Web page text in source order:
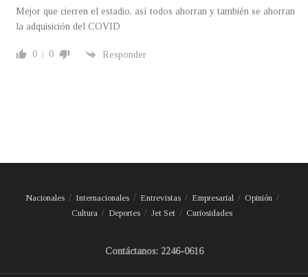
Mejor que cierren el estadio, así todos ahorran y también se ahorran
la adquisición del COVID
0 0 Responder
Nacionales Internacionales Entrevistas Empresarial
Opinión
Cultura
Deportes Jet Set Curiosidades
Contáctanos: 2246-0616